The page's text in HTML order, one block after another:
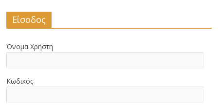
Είσοδος
Όνομα Χρήστη
Κωδικός